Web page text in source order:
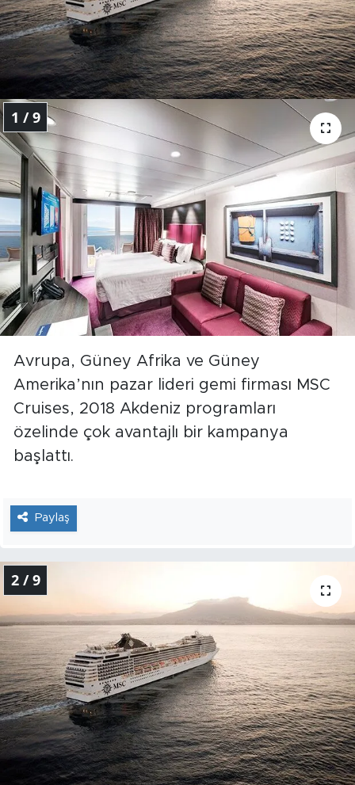
1 / 9
Avrupa, Güney Afrika ve Güney
Amerika’nın pazar lideri gemi firması MSC
Cruises, 2018 Akdeniz programları
özelinde çok avantajlı bir kampanya
başlattı.
Paylaş
2 / 9
Spor
Teknoloji